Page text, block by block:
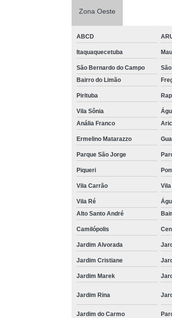
Zona Oeste
ABCD
Itaquaquecetuba
São Bernardo do Campo
Bairro do Limão
Pirituba
Vila Sônia
Anália Franco
Ermelino Matarazzo
Parque São Jorge
Piqueri
Vila Carrão
Vila Ré
Alto Santo André
Camilópolis
Jardim Alvorada
Jardim Cristiane
Jardim Marek
Jardim Rina
Jardim do Carmo